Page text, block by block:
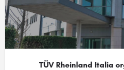
TÜV Rheinland Italia